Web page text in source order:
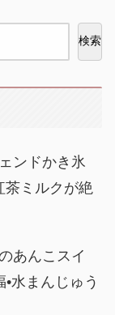
検索
ンドかき氷
茶ミルクが絶
あんこスイ
水まんじゅう